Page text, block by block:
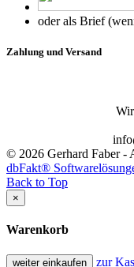
oder als Brief
Zahlung und Versand
© 2026 Gerhard Faber -
dbFakt®
Back to Top
×
Warenkorb
weiter einkaufen zur